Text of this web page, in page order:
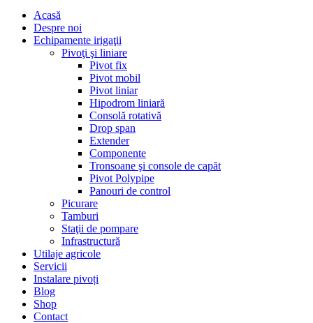
Acasă
Despre noi
Echipamente irigaţii
Pivoţi şi liniare
Pivot fix
Pivot mobil
Pivot liniar
Hipodrom liniară
Consolă rotativă
Drop span
Extender
Componente
Tronsoane şi console de capăt
Pivot Polypipe
Panouri de control
Picurare
Tamburi
Staţii de pompare
Infrastructură
Utilaje agricole
Servicii
Instalare pivoți
Blog
Shop
Contact